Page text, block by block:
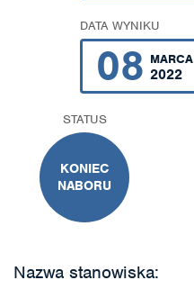
DATA WYNIKU
08 MARCA
2022
STATUS
KONIEC
NABORU
Nazwa stanowiska: